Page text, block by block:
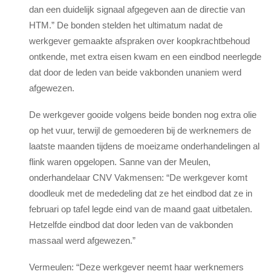
dan een duidelijk signaal afgegeven aan de directie van
HTM.” De bonden stelden het ultimatum nadat de
werkgever gemaakte afspraken over koopkrachtbehoud
ontkende, met extra eisen kwam en een eindbod neerlegde
dat door de leden van beide vakbonden unaniem werd
afgewezen.
De werkgever gooide volgens beide bonden nog extra olie
op het vuur, terwijl de gemoederen bij de werknemers de
laatste maanden tijdens de moeizame onderhandelingen al
flink waren opgelopen. Sanne van der Meulen,
onderhandelaar CNV Vakmensen: “De werkgever komt
doodleuk met de mededeling dat ze het eindbod dat ze in
februari op tafel legde eind van de maand gaat uitbetalen.
Hetzelfde eindbod dat door leden van de vakbonden
massaal werd afgewezen.”
Vermeulen: “Deze werkgever neemt haar werknemers